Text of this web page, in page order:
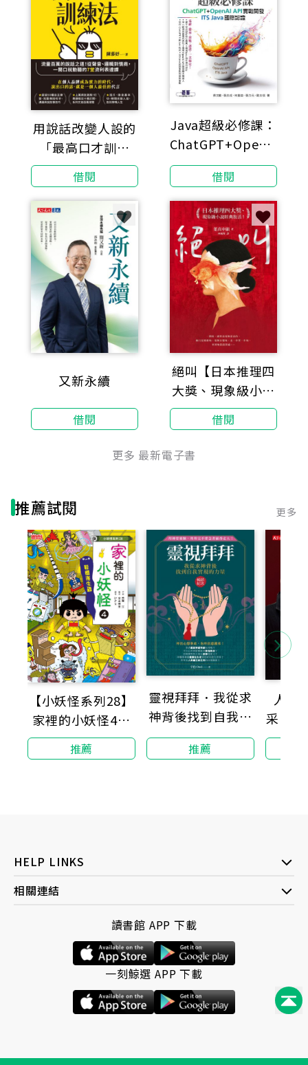
極限的奇妙旅程】
用說話改變人設的
「最高口才訓練
法」：流量百萬的
說話之道！從聲
音、邏輯到情商，
一開口就動聽的7
堂流利表達課（暢
銷紀念版）
借閱
Java超級必修課：
ChatGPT+OpenAI
API實戰開發、ITS
Java國際認證
借閱
又新永續
借閱
絕叫【日本推理四
大獎、現象級小說
經典復活！】
借閱
更多 最新電子書
推薦試閱 更多
【小妖怪系列28】
家裡的小妖怪4：
鞋櫃寄生蟲
推薦
靈視拜拜．我從求
神背後找到自我實
現的力量（暢銷紀
念）：拜神要靈
推薦
人生
采：
HELP LINKS
相關連結
讀書館 APP 下載
一刻鯨選 APP 下載